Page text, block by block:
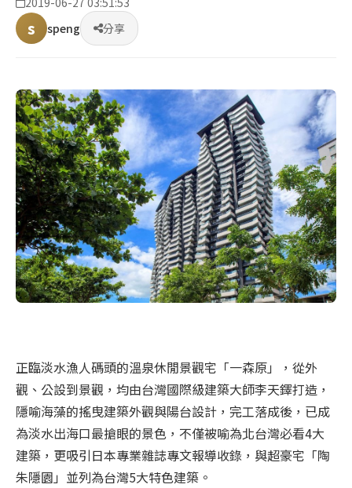
s speng 分享
正臨淡水漁人碼頭的溫泉休閒景觀宅「一森原」，從外
觀、公設到景觀，均由台灣國際級建築大師李天鐸打造，
隱喻海藻的搖曳建築外觀與陽台設計，完工落成後，已成
為淡水出海口最搶眼的景色，不僅被喻為北台灣必看4大
建築，更吸引日本專業雜誌專文報導收錄，與超豪宅「陶
朱隱園」並列為台灣5大特色建築。